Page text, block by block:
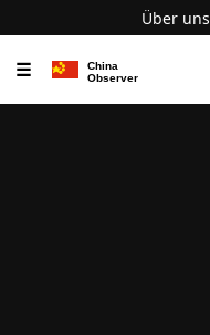
Über uns
☰